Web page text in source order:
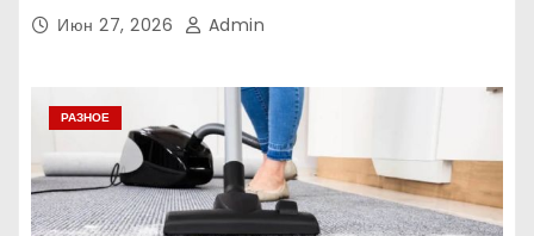
Июн 27, 2026 Admin
РАЗНОЕ